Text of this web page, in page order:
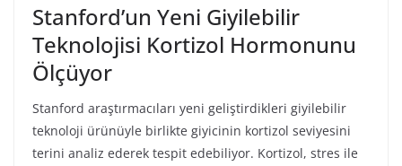
Stanford’un Yeni Giyilebilir
Teknolojisi Kortizol Hormonunu
Ölçüyor
Stanford araştırmacıları yeni geliştirdikleri giyilebilir
teknoloji ürünüyle birlikte giyicinin kortizol seviyesini
terini analiz ederek tespit edebiliyor. Kortizol, stres ile